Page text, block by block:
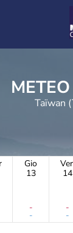
Taïwan
Gio
13
-
-
14
-
-